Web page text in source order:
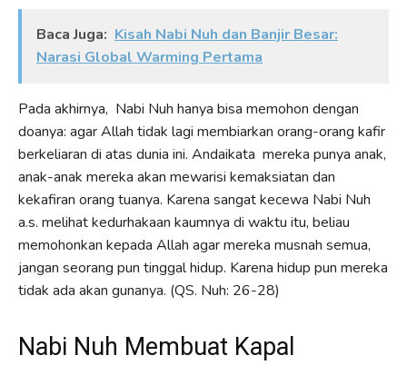
Baca Juga: Kisah Nabi Nuh dan Banjir Besar:
Narasi Global Warming Pertama
Pada akhirnya, Nabi Nuh hanya bisa memohon dengan
doanya: agar Allah tidak lagi membiarkan orang-orang kafir
berkeliaran di atas dunia ini. Andaikata mereka punya anak,
anak-anak mereka akan mewarisi kemaksiatan dan
kekafiran orang tuanya. Karena sangat kecewa Nabi Nuh
a.s. melihat kedurhakaan kaumnya di waktu itu, beliau
memohonkan kepada Allah agar mereka musnah semua,
jangan seorang pun tinggal hidup. Karena hidup pun mereka
tidak ada akan gunanya. (QS. Nuh: 26-28)
Nabi Nuh Membuat Kapal